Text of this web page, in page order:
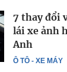
Ô TÔ - XE MÁY
7 thay đổi
lái xe ảnh
Anh